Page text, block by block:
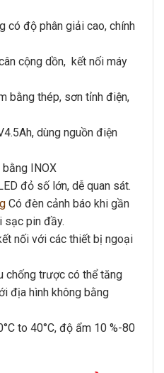
có độ phân giải cao, chính
cộng dồn, kết nối máy
bằng thép, sơn tỉnh điện,
dùng nguồn điện
INOX
đỏ số lớn, dễ quan sát.
Có đèn cảnh báo khi gần
sạc pin đầy.
nối với các thiết bị ngoại
chống trược có thể tăng
địa hình không bằng
to 40°C, độ ẩm 10 %-80